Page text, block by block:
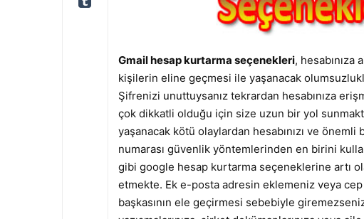
Gmail hesap kurtarma seçenekleri, hesabınıza
kişilerin eline geçmesi ile yaşanacak
Şifrenizi unuttuysanız tekrardan hesabınıza
çok dikkatli olduğu için size uzun bir yol
yaşanacak kötü olaylardan hesabınızı ve
numarası güvenlik yöntemlerinden en birini
gibi google hesap kurtarma seçeneklerine artı
etmekte. Ek e-posta adresin eklemeniz veya
başkasının ele geçirmesi sebebiyle